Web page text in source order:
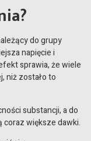
do grupy
napięcie i
sprawia, że wiele
niż zostało to
substancji, a do
większe dawki.